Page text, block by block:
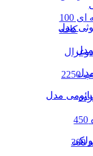
قهوه کلاسیک شیشه ای 100g مولتی
کافه